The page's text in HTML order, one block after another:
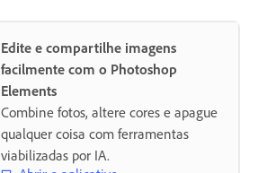
Edite e compartilhe imagens
facilmente com o Photoshop
Elements
Combine fotos, altere cores e apague
qualquer coisa com ferramentas
viabilizadas por IA.